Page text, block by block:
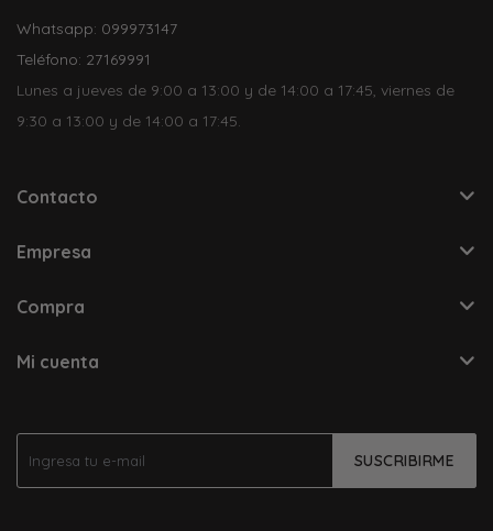
SUSCRIBIRME
Whatsapp: 099973147
Teléfono: 27169991
Lunes a jueves de 9:00 a 13:00 y de 14:00 a 17:45, viernes de
9:30 a 13:00 y de 14:00 a 17:45.
Contacto
Empresa
Compra
Mi cuenta